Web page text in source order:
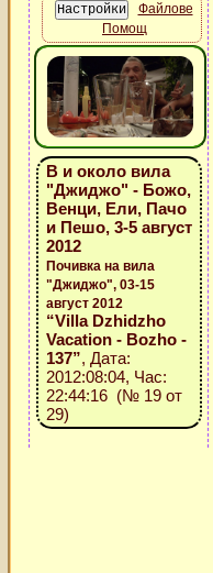
Файлове
Помощ
В и около вила
"Джиджо" - Божо,
Венци, Ели, Пачо
и Пешо, 3-5 август
2012
Почивка на вила
"Джиджо", 03-15
август 2012
“Villa Dzhidzho
Vacation - Bozho -
137”, Дата:
2012:08:04, Час:
22:44:16 (№ 19 от
29)